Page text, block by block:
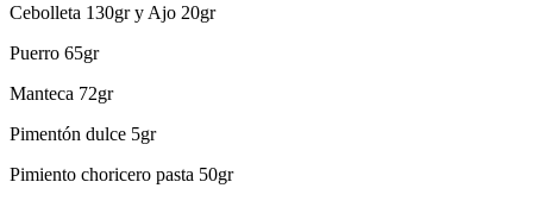
Cebolleta 130gr y Ajo 20gr
Puerro 65gr
Manteca 72gr
Pimentón dulce 5gr
Pimiento choricero pasta 50gr